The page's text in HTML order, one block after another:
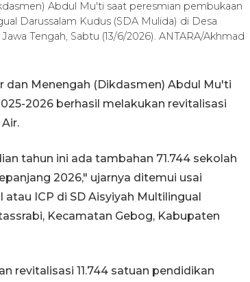
Abdul Mu'ti saat peresmian pembukaan
Darussalam Kudus (SDA Mulida) di Desa
Tengah, Sabtu (13/6/2026). ANTARA/Akhmad
dan Menengah (Dikdasmen) Abdul Mu'ti
2026 berhasil melakukan revitalisasi
tahun ini ada tambahan 71.744 sekolah
2026," ujarnya ditemui usai
ICP di SD Aisyiyah Multilingual
Kecamatan Gebog, Kabupaten
revitalisasi 11.744 satuan pendidikan